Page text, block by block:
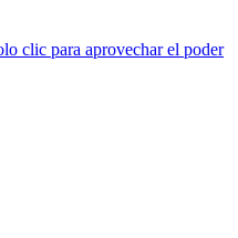
clic para aprovechar el poder